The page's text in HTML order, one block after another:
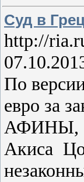
Суд в
http://
По
евро за
АФИНЫ, 7
Акиса